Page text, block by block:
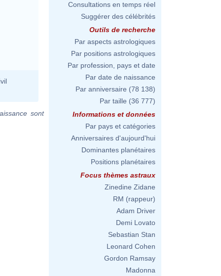
sont
Consultations en temps réel
Suggérer des célébrités
Outils de recherche
Par aspects astrologiques
Par positions astrologiques
Par profession, pays et date
Par date de naissance
Par anniversaire (78 138)
Par taille (36 777)
Informations et données
Par pays et catégories
Anniversaires d'aujourd'hui
Dominantes planétaires
Positions planétaires
Focus thèmes astraux
Zinedine Zidane
RM (rappeur)
Adam Driver
Demi Lovato
Sebastian Stan
Leonard Cohen
Gordon Ramsay
Madonna